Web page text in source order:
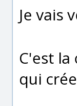
Je vais
C'est
qui